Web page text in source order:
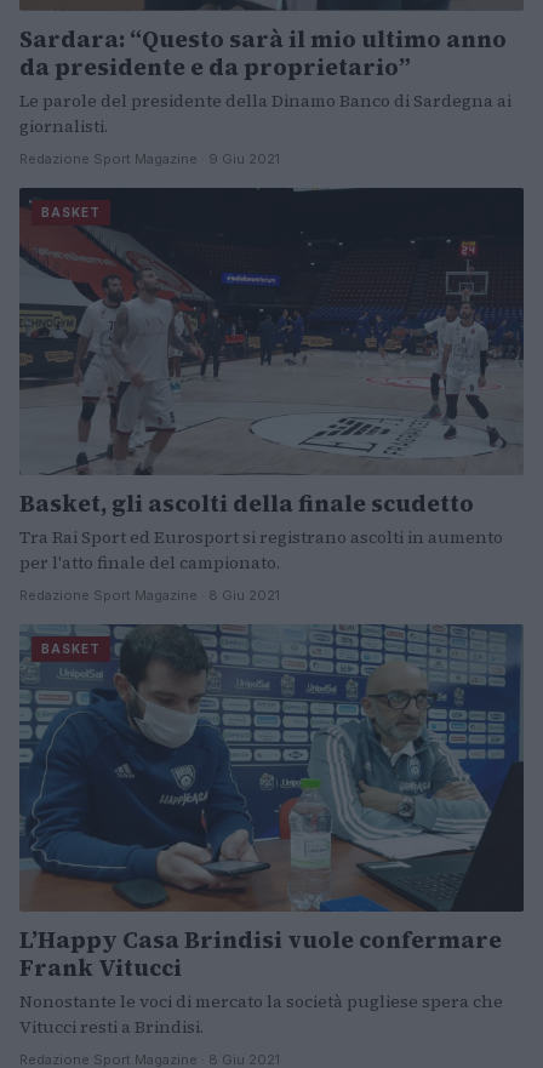
Sardara: “Questo sarà il mio ultimo anno
da presidente e da proprietario”
Le parole del presidente della Dinamo Banco di Sardegna ai
giornalisti.
Redazione Sport Magazine · 9 Giu 2021
BASKET
Basket, gli ascolti della finale scudetto
Tra Rai Sport ed Eurosport si registrano ascolti in aumento
per l'atto finale del campionato.
Redazione Sport Magazine · 8 Giu 2021
BASKET
L’Happy Casa Brindisi vuole confermare
Frank Vitucci
Nonostante le voci di mercato la società pugliese spera che
Vitucci resti a Brindisi.
Redazione Sport Magazine · 8 Giu 2021